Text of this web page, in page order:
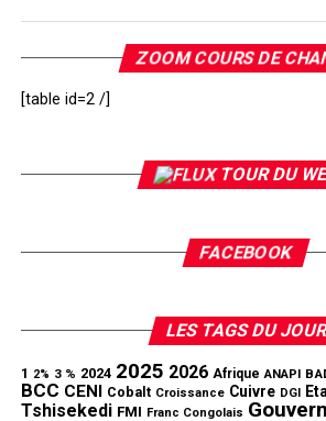
ZOOM COURS DE
[table id=2 /]
TOUR DU
FACEBOOK
LES TAGS DU
1 2% 3 % 2024 2025 2026 Afrique ANAPI
BCC CENI Cobalt Croissance Cuivre DGI
Tshisekedi FMI Franc Congolais